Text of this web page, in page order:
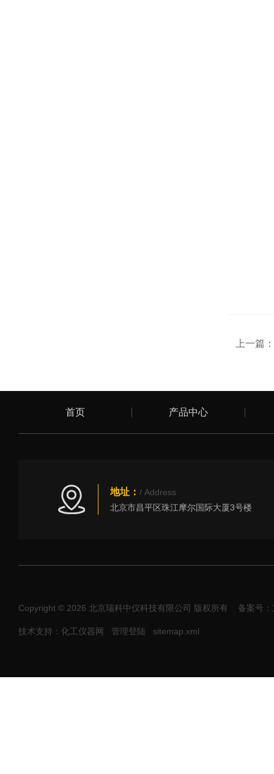
上一篇：
首页 产品中心
地址： / Address
北京市昌平区珠江摩尔国际大厦3号楼
Copyright © 2026 北京瑞科中仪科技有限公司 版权所有 备案号
技术支持：化工仪器网 管理登陆 sitemap.xml